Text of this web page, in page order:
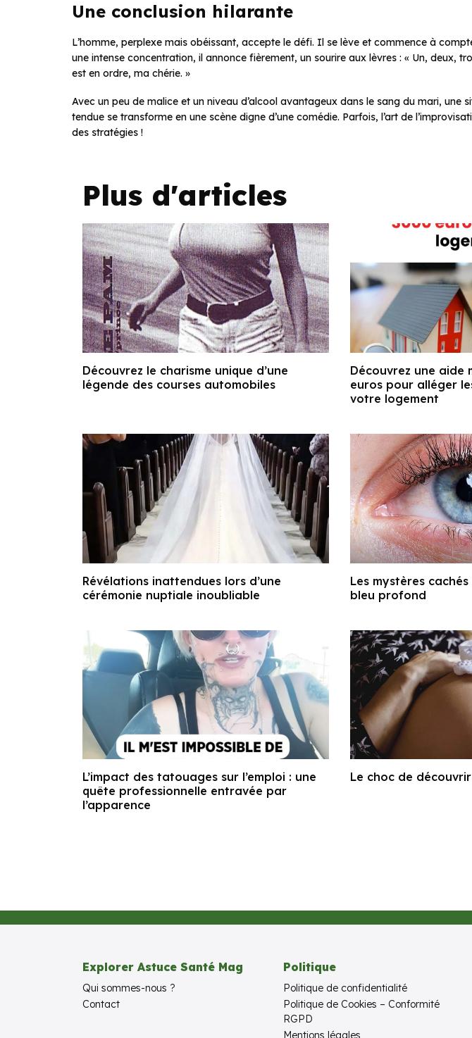
Une conclusion hilarante
L’homme, perplexe mais obéissant, accepte le défi. Il se lève et commence à
une intense concentration, il annonce fièrement, un sourire aux lèvres : « Un, deux,
est en ordre, ma chérie. »
Avec un peu de malice et un niveau d’alcool avantageux dans le sang du mari, une
tendue se transforme en une scène digne d’une comédie. Parfois, l’art de
des stratégies !
Plus d'articles
Découvrez le charisme unique d’une
légende des courses automobiles
Découvrez une aide
euros pour alléger
votre logement
Révélations inattendues lors d’une
cérémonie nuptiale inoubliable
Les mystères
bleu profond
L’impact des tatouages sur l’emploi : une
quête professionnelle entravée par
l’apparence
Le choc de
Explorer Astuce Santé Mag
Qui sommes-nous ?
Contact
Politique
Politique de confidentialité
Politique de Cookies – Conformité
RGPD
Mentions légales